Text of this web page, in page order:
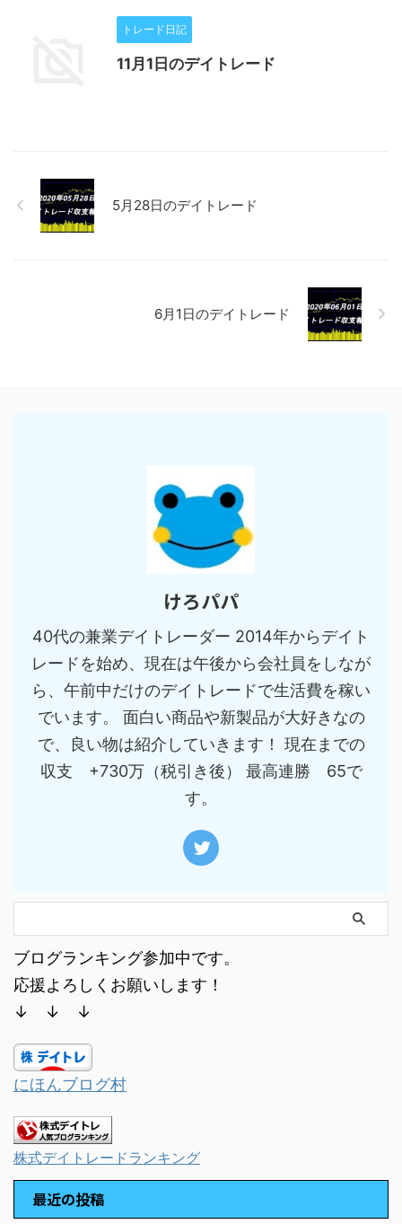
トレード日記
11月1日のデイトレード
5月28日のデイトレード
6月1日のデイトレード
けろパパ
40代の兼業デイトレーダー 2014年からデイト
レードを始め、現在は午後から会社員をしなが
ら、午前中だけのデイトレードで生活費を稼い
でいます。 面白い商品や新製品が大好きなの
で、良い物は紹介していきます！ 現在までの
収支 +730万（税引き後） 最高連勝 65で
す。
ブログランキング参加中です。
応援よろしくお願いします！
↓ ↓ ↓
にほんブログ村
株式デイトレードランキング
最近の投稿